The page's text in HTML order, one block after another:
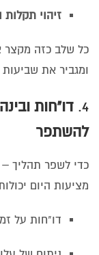
זיהוי
כל שלב כזה מקצר
ומגביר את שביעות
4.
להשתפר
כדי לשפר תהליך –
מציעות היום
דו"חות על